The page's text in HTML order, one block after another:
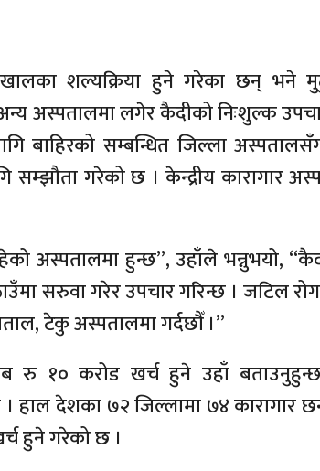
खालका शल्यक्रिया हुने गरेका छन् भने
अन्य अस्पतालमा लगेर कैदीको निःशुल्क
बाहिरको सम्बन्धित जिल्ला
सम्झौता गरेको छ । केन्द्रीय कारागार
अस्पतालमा हुन्छ”, उहाँले भन्नुभयो,
सरुवा गरेर उपचार गरिन्छ । जटिल
टेकु अस्पतालमा गर्दछौँ ।”
रु १० करोड खर्च हुने उहाँ
हाल देशका ७२ जिल्लामा ७४ कारागार
हुने गरेको छ ।